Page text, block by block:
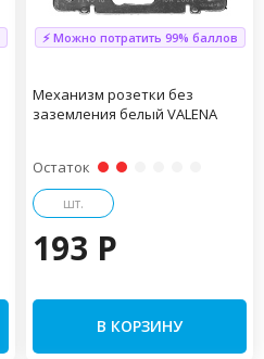
⚡ Можно потратить 99% баллов
Механизм розетки без
заземления белый VALENA
Остаток
шт.
193 P
В КОРЗИНУ